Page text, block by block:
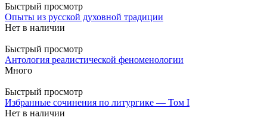
Быстрый просмотр
Опыты из русской духовной традиции
Нет в наличии
Быстрый просмотр
Антология реалистической феноменологии
Много
Быстрый просмотр
Избранные сочинения по литургике — Том I
Нет в наличии